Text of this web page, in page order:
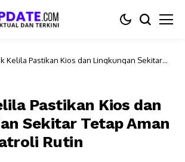
Kelila Pastikan Kios dan Lingkungan Sekitar
Pastikan Kios dan
Sekitar Tetap Aman
Rutin